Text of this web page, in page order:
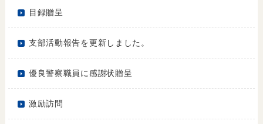
目録贈呈
支部活動報告を更新しました。
優良警察職員に感謝状贈呈
激励訪問